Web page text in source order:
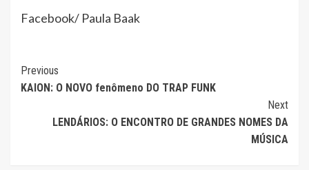
Facebook/ Paula Baak
Continue
Reading
Previous
KAION: O NOVO fenômeno DO TRAP FUNK
Next
LENDÁRIOS: O ENCONTRO DE GRANDES NOMES DA
MÚSICA